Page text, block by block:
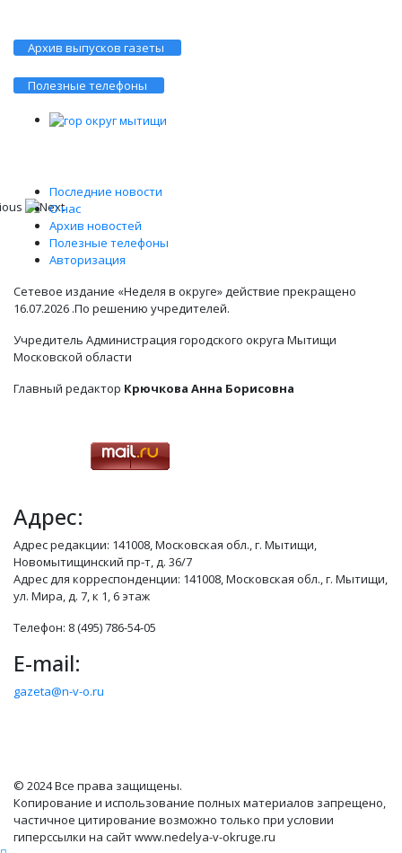
Архив выпусков газеты
Полезные телефоны
Последние новости
О нас
Архив новостей
Полезные телефоны
Авторизация
Сетевое издание «Неделя в округе» действие прекращено
16.07.2026 .По решению учредителей.
Учредитель Администрация городского округа Мытищи
Московской области
Главный редактор Крючкова Анна Борисовна
Адрес:
Адрес редакции: 141008, Московская обл., г. Мытищи,
Новомытищинский пр-т, д. 36/7
Адрес для корреспонденции: 141008, Московская обл., г. Мытищи,
ул. Мира, д. 7, к 1, 6 этаж
Телефон: 8 (495) 786-54-05
E-mail:
gazeta@n-v-o.ru
© 2024 Все права защищены.
Копирование и использование полных материалов запрещено,
частичное цитирование возможно только при условии
гиперссылки на сайт www.nedelya-v-okruge.ru